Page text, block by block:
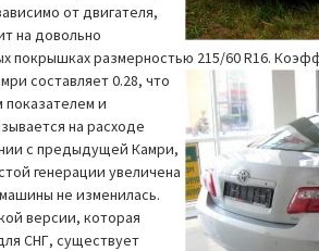
от двигателя,
на довольно
покрышках размерностью 215/60 R16.
составляет 0.28, что
и
на расходе
с предыдущей Камри,
генерации увеличена
не изменилась.
версии, которая
СНГ, существует